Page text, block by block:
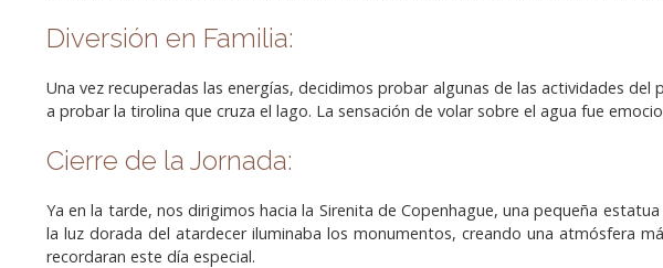
Diversión en Familia:
Una vez recuperadas las energías, decidimos probar algunas de las actividades
a probar la tirolina que cruza el lago. La sensación de volar sobre el agua fue
Cierre de la Jornada:
Ya en la tarde, nos dirigimos hacia la Sirenita de Copenhague, una pequeña
la luz dorada del atardecer iluminaba los monumentos, creando una atmósfera
recordaran este día especial.